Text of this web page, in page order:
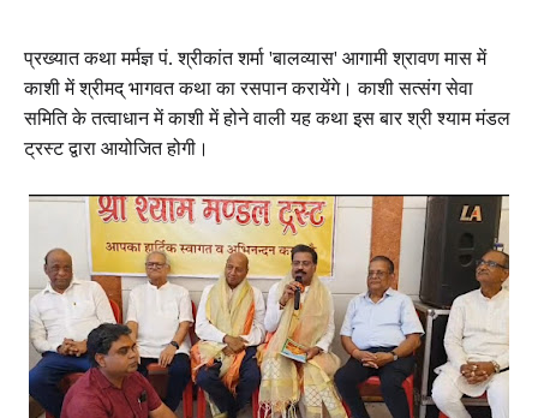
प्रख्यात कथा मर्मज्ञ पं. श्रीकांत शर्मा 'बालव्यास' आगामी श्रावण मास में
काशी में श्रीमद् भागवत कथा का रसपान करायेंगे। काशी सत्संग सेवा
समिति के तत्वाधान में काशी में होने वाली यह कथा इस बार श्री श्याम मंडल
ट्रस्ट द्वारा आयोजित होगी।